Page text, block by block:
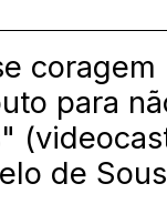
coragem
para
de